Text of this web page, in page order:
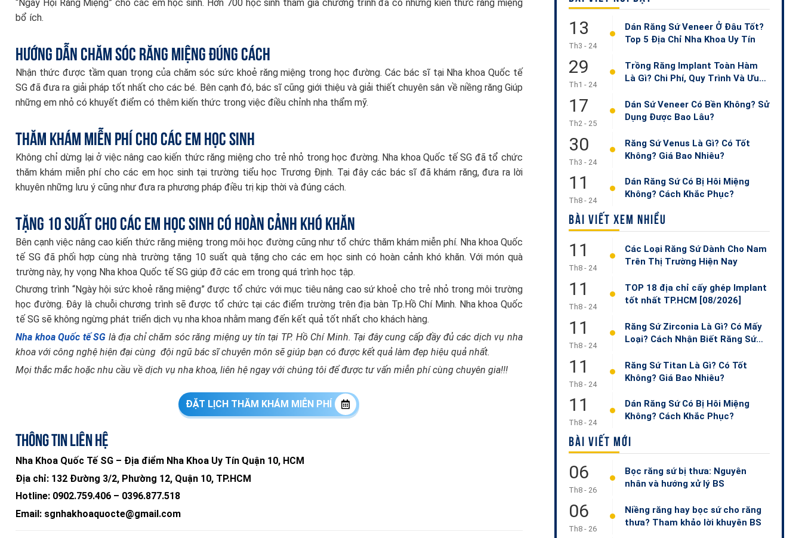
“Ngày Hội Răng Miệng” cho các em học sinh. Hơn 700 học sinh tham gia chương trình đã có những kiến thức răng miệng
bổ ích.
Hướng dẫn chăm sóc răng miệng đúng cách
Nhận thức được tầm quan trọng của chăm sóc sức khoẻ răng miệng trong học đường. Các bác sĩ tại Nha khoa Quốc tế
SG đã đưa ra giải pháp tốt nhất cho các bé. Bên cạnh đó, bác sĩ cũng giới thiệu và giải thiết chuyên sân về niềng răng Giúp
những em nhỏ có khuyết điểm có thêm kiến thức trong việc điều chỉnh nha thẩm mỹ.
Thăm khám miễn phí cho các em học sinh
Không chỉ dừng lại ở việc nâng cao kiến thức răng miệng cho trẻ nhỏ trong học đường. Nha khoa Quốc tế SG đã tổ chức
thăm khám miễn phí cho các em học sinh tại trường tiểu học Trương Định. Tại đây các bác sĩ đã khám răng, đưa ra lời
khuyên những lưu ý cũng như đưa ra phương pháp điều trị kịp thời và đúng cách.
Tặng 10 suất cho các em học sinh có hoàn cảnh khó khăn
Bên cạnh việc nâng cao kiến thức răng miệng trong môi học đường cũng như tổ chức thăm khám miễn phí. Nha khoa Quốc
tế SG đã phối hợp cùng nhà trường tặng 10 suất quà tặng cho các em học sinh có hoàn cảnh khó khăn. Với món quà
trường này, hy vọng Nha khoa Quốc tế SG giúp đỡ các em trong quá trình học tập.
Chương trình “Ngày hội sức khoẻ răng miệng” được tổ chức với mục tiêu nâng cao sứ khoẻ cho trẻ nhỏ trong môi trường
học đường. Đây là chuỗi chương trình sẽ được tổ chức tại các điểm trường trên địa bàn Tp.Hồ Chí Minh. Nha khoa Quốc
tế SG sẽ không ngừng phát triển dịch vụ nha khoa nhằm mang đến kết quả tốt nhất cho khách hàng.
Nha khoa Quốc tế SG là địa chỉ chăm sóc răng miệng uy tín tại TP. Hồ Chí Minh. Tại đây cung cấp đầy đủ các dịch vụ nha
khoa với công nghệ hiện đại cùng đội ngũ bác sĩ chuyên môn sẽ giúp bạn có được kết quả làm đẹp hiệu quả nhất.
Mọi thắc mắc hoặc nhu cầu về dịch vụ nha khoa, liên hệ ngay với chúng tôi để được tư vấn miễn phí cùng chuyên gia!!!
ĐẶT LỊCH THĂM KHÁM MIỄN PHÍ
Thông tin liên hệ
Nha Khoa Quốc Tế SG – Địa điểm Nha Khoa Uy Tín Quận 10, HCM
Địa chỉ: 132 Đường 3/2, Phường 12, Quận 10, TP.HCM
Hotline: 0902.759.406 – 0396.877.518
Email: sgnhakhoaquocte@gmail.com
13
Th3 - 24
Dán Răng Sứ Veneer Ở Đâu Tốt?
Top 5 Địa Chỉ Nha Khoa Uy Tín
29
Th1 - 24
Trồng Răng Implant Toàn Hàm
Là Gì? Chi Phí, Quy Trình Và Ưu
17
Th2 - 25
Dán Sứ Veneer Có Bền Không? Sử
Dụng Được Bao Lâu?
30
Th3 - 24
Răng Sứ Venus Là Gì? Có Tốt
Không? Giá Bao Nhiêu?
11
Th8 - 24
Dán Răng Sứ Có Bị Hôi Miệng
Không? Cách Khắc Phục?
BÀI VIẾT XEM NHIỀU
11
Th8 - 24
Các Loại Răng Sứ Dành Cho Nam
Trên Thị Trường Hiện Nay
11
Th8 - 24
TOP 18 địa chỉ cấy ghép Implant
tốt nhất TP.HCM [08/2026]
11
Th8 - 24
Răng Sứ Zirconia Là Gì? Có Mấy
Loại? Cách Nhận Biết Răng Sứ
11
Th8 - 24
Răng Sứ Titan Là Gì? Có Tốt
Không? Giá Bao Nhiêu?
11
Th8 - 24
Dán Răng Sứ Có Bị Hôi Miệng
Không? Cách Khắc Phục?
BÀI VIẾT MỚI
06
Th8 - 26
Bọc răng sứ bị thưa: Nguyên
nhân và hướng xử lý BS
06
Th8 - 26
Niềng răng hay bọc sứ cho răng
thưa? Tham khảo lời khuyên BS